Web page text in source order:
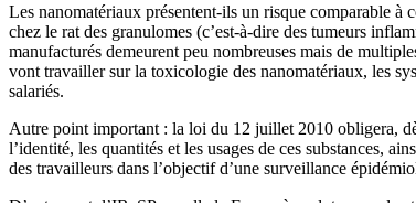
Les nanomatériaux présentent-ils un risque comparable à
chez le rat des granulomes (c’est-à-dire des tumeurs
manufacturés demeurent peu nombreuses mais de
vont travailler sur la toxicologie des nanomatériaux, les
salariés.
Autre point important : la loi du 12 juillet 2010 obligera,
l’identité, les quantités et les usages de ces substances,
des travailleurs dans l’objectif d’une surveillance